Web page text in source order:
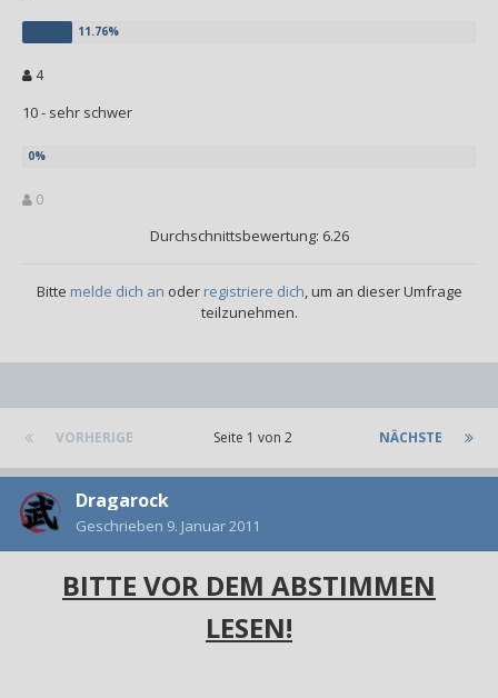
4
10 - sehr schwer
0
Durchschnittsbewertung: 6.26
Bitte melde dich an oder registriere dich, um an dieser Umfrage
teilzunehmen.
VORHERIGE NÄCHSTE
Seite 1 von 2
Dragarock
Geschrieben 9. Januar 2011
BITTE VOR DEM ABSTIMMEN
LESEN!